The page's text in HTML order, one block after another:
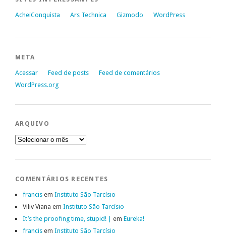
AcheiConquista Ars Technica Gizmodo WordPress
META
Acessar Feed de posts
Feed de comentários
WordPress.org
ARQUIVO
Arquivo
COMENTÁRIOS RECENTES
francis em Instituto São Tarcísio
Viliv Viana em Instituto São Tarcísio
It’s the proofing time, stupid! | em Eureka!
francis em Instituto São Tarcísio